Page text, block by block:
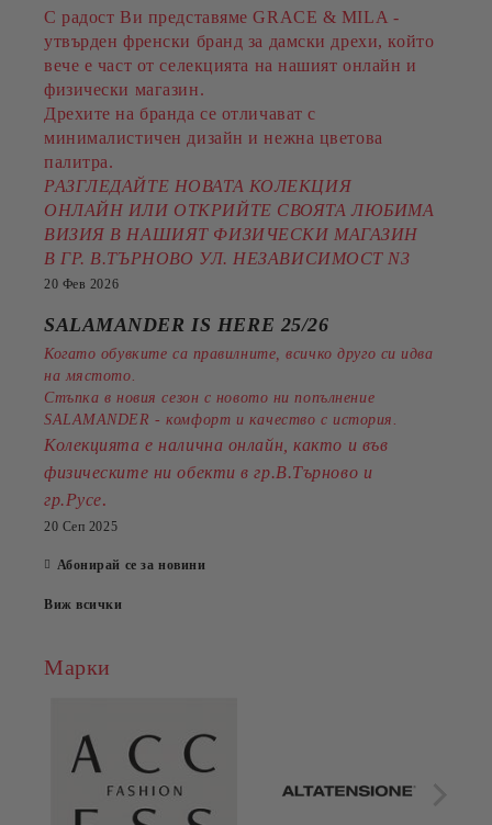
С радост Ви представяме GRACE & MILA -
утвърден френски бранд за дамски дрехи, който
вече е част от селекцията на нашият онлайн и
физически магазин.
Дрехите на бранда се отличават с
минималистичен дизайн и нежна цветова
палитра.
РАЗГЛЕДАЙТЕ НОВАТА КОЛЕКЦИЯ
ОНЛАЙН ИЛИ ОТКРИЙТЕ СВОЯТА ЛЮБИМА
ВИЗИЯ В НАШИЯТ ФИЗИЧЕСКИ МАГАЗИН
В ГР. В.ТЪРНОВО УЛ. НЕЗАВИСИМОСТ N3
20 Фев 2026
SALAMANDER IS HERE 25/26
Когато обувките са правилните, всичко друго си идва
на мястото.
Стъпка в новия сезон с новото ни попълнение
SALAMANDER - комфорт и качество с история.
Колекцията е налична онлайн, както и във
физическите ни обекти в гр.В.Търново и
гр.Русе.
20 Сеп 2025
Абонирай се за новини
Виж всички
Марки